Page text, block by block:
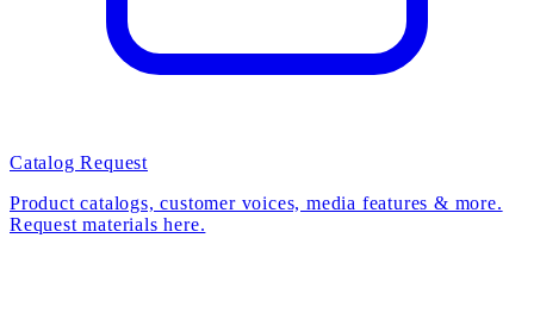
Catalog Request
Product catalogs, customer voices, media features & more.
Request materials here.